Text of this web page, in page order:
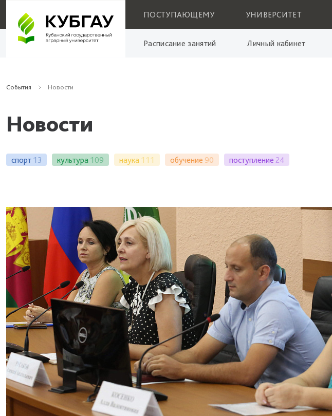
ПОСТУПАЮЩЕМУ УНИВЕРСИТЕТ
Расписание занятий Личный кабинет
События Новости
Новости
спорт 13 культура 109 наука 111 обучение 90 поступление 24